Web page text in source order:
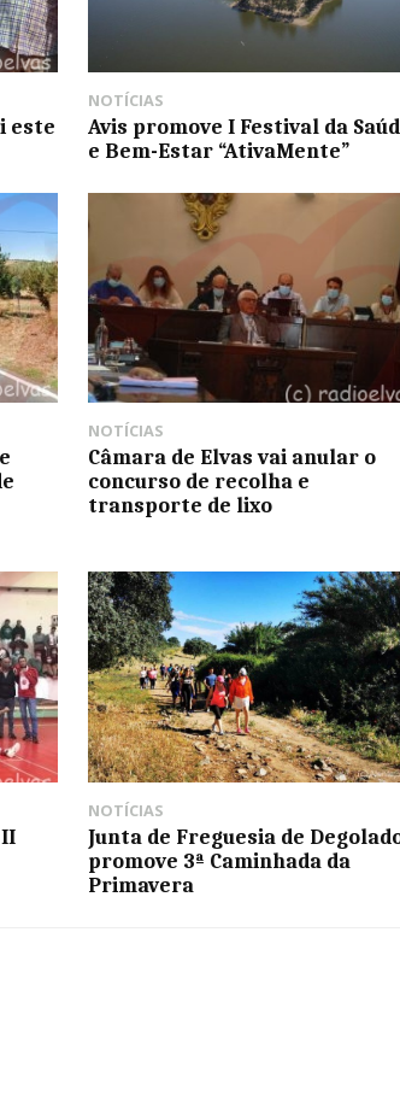
este
NOTÍCIAS
Avis promove I Festival da
e Bem-Estar “AtivaMente”
NOTÍCIAS
Câmara de Elvas vai anular o
concurso de recolha e
transporte de lixo
NOTÍCIAS
Junta de Freguesia de
promove 3ª Caminhada da
Primavera